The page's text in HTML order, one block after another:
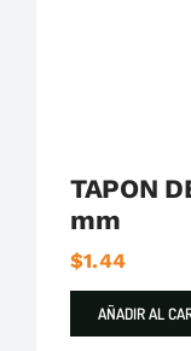
TAPON
mm
$1.44
AÑADIR AL